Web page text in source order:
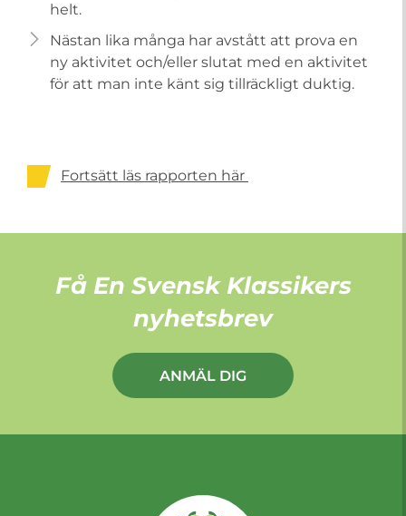
helt.
Nästan lika många har avstått att prova en
ny aktivitet och/eller slutat med en aktivitet
för att man inte känt sig tillräckligt duktig.
Fortsätt läs rapporten här
Få En Svensk Klassikers
nyhetsbrev
ANMÄL DIG